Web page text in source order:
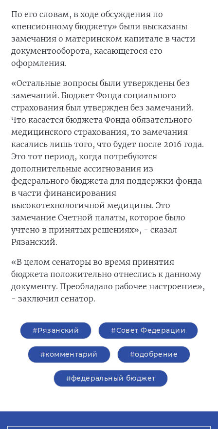
По его словам, в ходе обсуждения по
«пенсионному бюджету» были высказаны
замечания о материнском капитале в части
документооборота, касающегося его
оформления.
«Остальные вопросы были утверждены без
замечаний. Бюджет Фонда социального
страхования был утвержден без замечаний.
Что касается бюджета Фонда обязательного
медицинского страхования, то замечания
касались лишь того, что будет после 2016 года.
Это тот период, когда потребуются
дополнительные ассигнования из
федерального бюджета для поддержки фонда
в части финансирования
высокотехнологичной медицины. Это
замечание Счетной палаты, которое было
учтено в принятых решениях», - сказал
Рязанский.
«В целом сенаторы во время принятия
бюджета положительно отнеслись к данному
документу. Преобладало рабочее настроение»,
- заключил сенатор.
#Рязанский #Совет Федерации
#комментарий #одобрение
#федеральный бюджет